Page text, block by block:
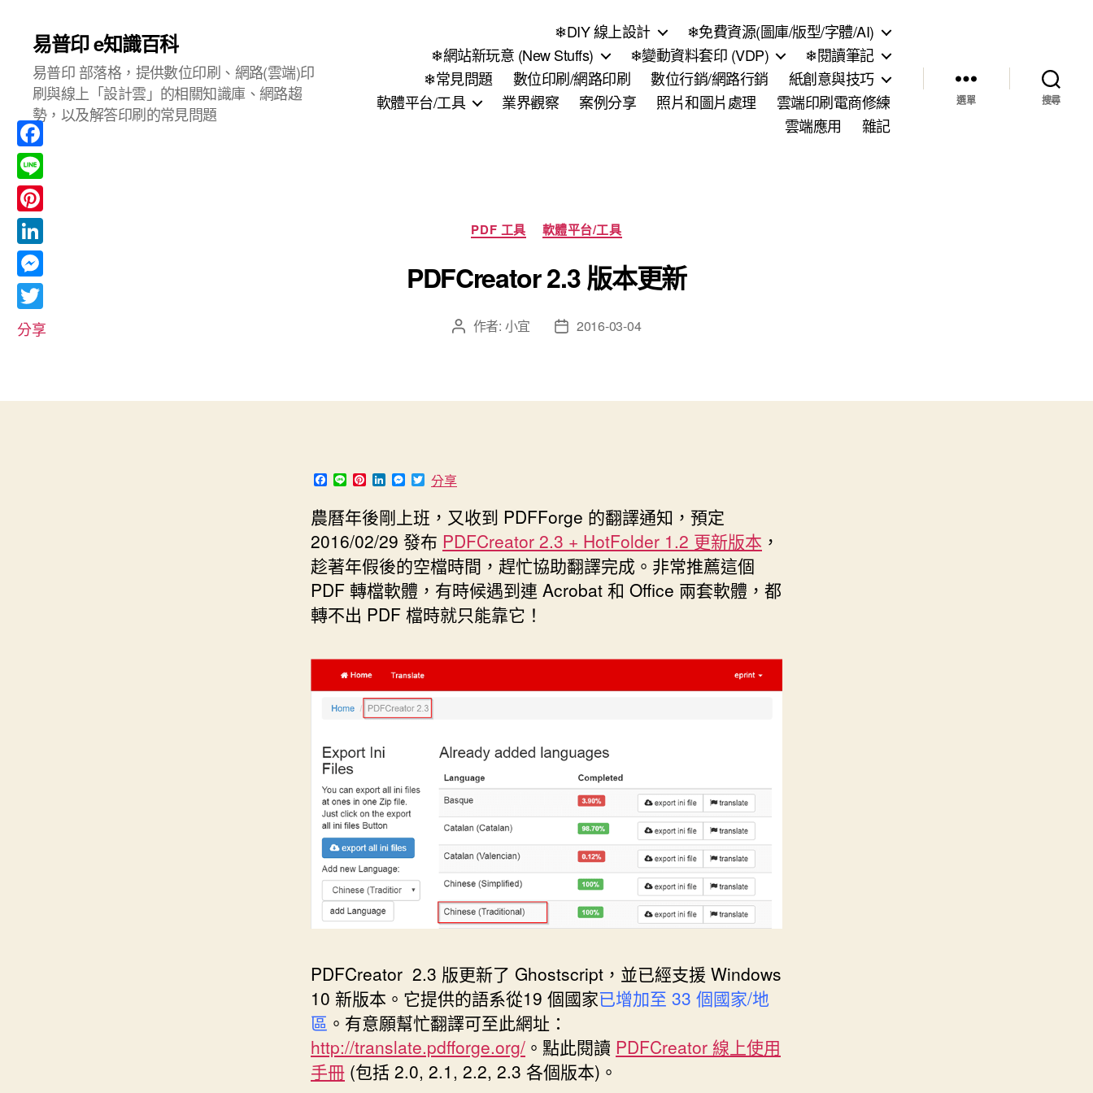
易普印 e知識百科
易普印 部落格，提供數位印刷、網路(雲端)印
刷與線上「設計雲」的相關知識庫、網路趨
勢，以及解答印刷的常見問題
❄DIY 線上設計
❄免費資源(圖庫/版型/字體/AI)
❄網站新玩意 (New Stuffs)
❄變動資料套印 (VDP)
❄閱讀筆記
❄常見問題
數位印刷/網路印刷 數位行銷/網路行銷
紙創意與技巧
軟體平台/工具
業界觀察 案例分享 照片和圖片處理
雲端印刷電商修練
雲端應用
雜記
選單 搜尋
分
類
PDF 工具 軟體平台/工具
PDFCreator 2.3 版本更新
文 作者: 小宜
文
日
2016-03-04
F
a
c
e
b
o
o
k
L
n
e
P
n
t
e
r
e
s
t
L
n
k
e
d
I
n
M
e
s
e
n
g
e
r
T
w
t
t
e
r
分享
農曆年後剛上班，又收到 PDFForge 的翻譯通知，預定
2016/02/29 發布 PDFCreator 2.3 + HotFolder 1.2 更新版本 ，
趁著年假後的空檔時間，趕忙協助翻譯完成。非常推薦這個
PDF 轉檔軟體，有時候遇到連 Acrobat 和 Office 兩套軟體，都
轉不出 PDF 檔時就只能靠它！
PDFCreator 2.3 版更新了 Ghostscript，並已經支援 Windows
10 新版本。它提供的語系從19 個國家已增加至 33 個國家/地
區 。有意願幫忙翻譯可至此網址：
http://translate.pdfforge.org/ 。點此閱讀 PDFCreator 線上使用
手冊 (包括 2.0, 2.1, 2.2, 2.3 各個版本)。
F
a
c
e
b
o
o
k
L
i
n
e
P
i
n
t
e
s
L
i
n
k
M
e
s
T
t
分享